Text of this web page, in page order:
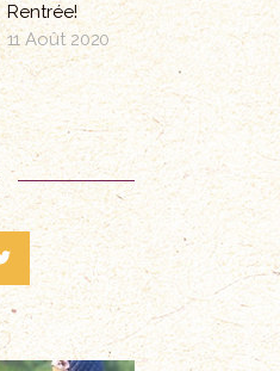
Rentrée!
11 Août 2020